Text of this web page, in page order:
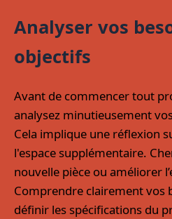
Analyser vos
objectifs
Avant de commencer tout
analysez minutieusement
Cela implique une réflexion
l'espace supplémentaire.
nouvelle pièce ou améliorer
Comprendre clairement vos
définir les spécifications du